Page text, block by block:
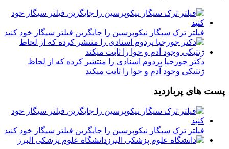
فیلتر ترک سیگار نیکوپرسین را جایگزین فیلتر سیگار خود کنید
دکتر جورجیا پردوم اسنادی را منتشر کرده که از لحاظ
ژنتیکی وجود آدم و حوا را ثابت میکند
پست های پربازدید
فیلتر ترک سیگار نیکوپرسین را جایگزین فیلتر سیگار خود کنید
دانشگاه علوم پزشکی البرز